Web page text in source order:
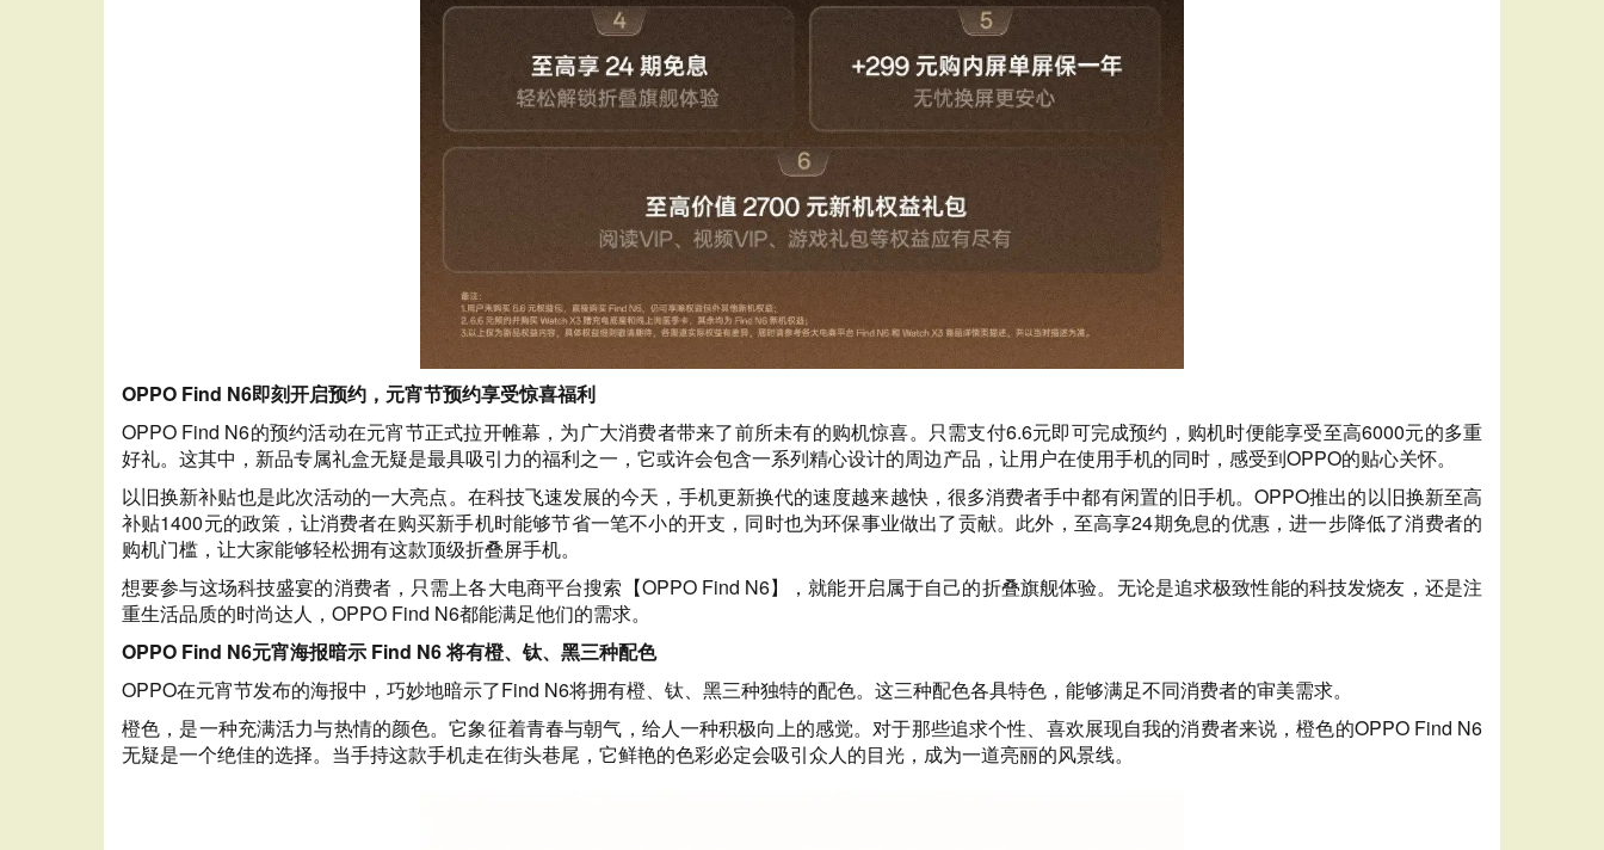
OPPO Find N6即刻开启预约，元宵节预约享受惊喜福利
OPPO Find N6的预约活动在元宵节正式拉开帷幕，为广大消费者带来了前所未有的购机惊喜。只需支付6.6元即可完成预约，购机时便能享受至高6000元的多重
好礼。这其中，新品专属礼盒无疑是最具吸引力的福利之一，它或许会包含一系列精心设计的周边产品，让用户在使用手机的同时，感受到OPPO的贴心关怀。
以旧换新补贴也是此次活动的一大亮点。在科技飞速发展的今天，手机更新换代的速度越来越快，很多消费者手中都有闲置的旧手机。OPPO推出的以旧换新至高
补贴1400元的政策，让消费者在购买新手机时能够节省一笔不小的开支，同时也为环保事业做出了贡献。此外，至高享24期免息的优惠，进一步降低了消费者的
购机门槛，让大家能够轻松拥有这款顶级折叠屏手机。
想要参与这场科技盛宴的消费者，只需上各大电商平台搜索【OPPO Find N6】，就能开启属于自己的折叠旗舰体验。无论是追求极致性能的科技发烧友，还是注
重生活品质的时尚达人，OPPO Find N6都能满足他们的需求。
OPPO Find N6元宵海报暗示 Find N6 将有橙、钛、黑三种配色
OPPO在元宵节发布的海报中，巧妙地暗示了Find N6将拥有橙、钛、黑三种独特的配色。这三种配色各具特色，能够满足不同消费者的审美需求。
橙色，是一种充满活力与热情的颜色。它象征着青春与朝气，给人一种积极向上的感觉。对于那些追求个性、喜欢展现自我的消费者来说，橙色的OPPO Find N6
无疑是一个绝佳的选择。当手持这款手机走在街头巷尾，它鲜艳的色彩必定会吸引众人的目光，成为一道亮丽的风景线。